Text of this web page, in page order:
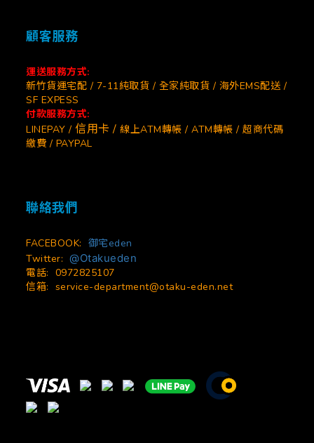
顧客服務
運送服務方式:
新竹貨運宅配 / 7-11純取貨 / 全家純取貨 / 海外EMS配送 /
SF EXPESS
付款服務方式:
LINEPAY / 信用卡 / 線上ATM轉帳 / ATM轉帳 / 超商代碼
繳費 / PAYPAL
聯絡我們
FACEBOOK: 御宅eden
Twitter: @Otakueden
電話: 0972825107
信箱: service-department@otaku-eden.net